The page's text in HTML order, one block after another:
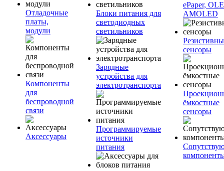
Отладочные
платы,
модули
Компоненты
для
беспроводной
связи
Аксессуары
Блоки питания для
светодиодных
светильников
Зарядные
устройства для
электротранспорта
Программируемые
источники
питания
ePaper,
AMOLED
сенсоры
ёмкостные
сенсоры